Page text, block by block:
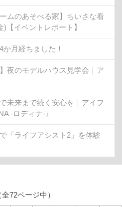
ームのあそべる家】ちいさな看
【イベントレポート】
か月経ちました！
】夜のモデルハウス見学会｜ア
未来まで続く安心を｜アイフ
-ロディナ-』
「ライフアシスト2」を体験
72ページ中）